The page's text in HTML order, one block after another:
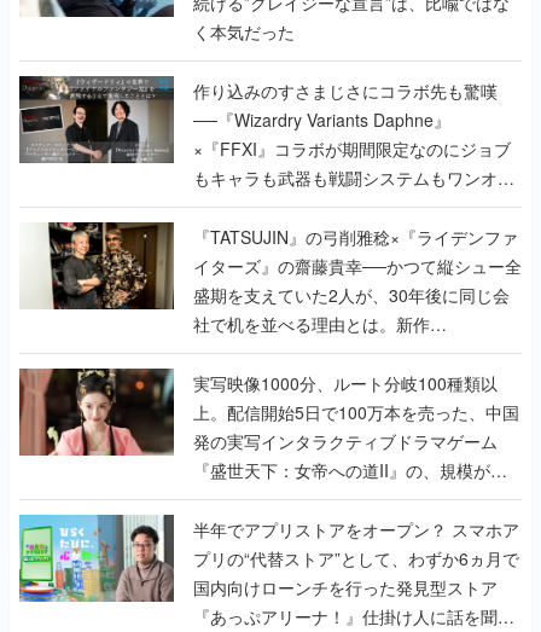
く本気だった
作り込みのすさまじさにコラボ先も驚嘆
──『Wizardry Variants Daphne』
×『FFXI』コラボが期間限定なのにジョブ
もキャラも武器も戦闘システムもワンオフ
で作り込まれた理由を両ディレクターに聞
く
『TATSUJIN』の弓削雅稔×『ライデンファ
イターズ』の齋藤貴幸──かつて縦シュー全
盛期を支えていた2人が、30年後に同じ会
社で机を並べる理由とは。新作
『TATSUJIN EXTREME』で初タッグを組
んだレジェンド2人に訊く開発秘話
実写映像1000分、ルート分岐100種類以
上。配信開始5日で100万本を売った、中国
発の実写インタラクティブドラマゲーム
『盛世天下：女帝への道II』の、規模が違
うこだわりをプロデューサーに聞いた
半年でアプリストアをオープン？ スマホア
プリの“代替ストア”として、わずか6ヵ月で
国内向けローンチを行った発見型ストア
『あっぷアリーナ！』仕掛け人に話を聞い